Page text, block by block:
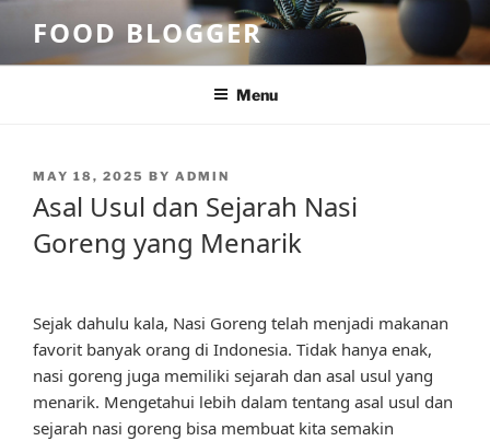
content
FOOD BLOGGER
Menu
POSTED
MAY 18, 2025 BY ADMIN
Asal Usul dan Sejarah Nasi
Goreng yang Menarik
Sejak dahulu kala, Nasi Goreng telah menjadi makanan
favorit banyak orang di Indonesia. Tidak hanya enak,
nasi goreng juga memiliki sejarah dan asal usul yang
menarik. Mengetahui lebih dalam tentang asal usul dan
sejarah nasi goreng bisa membuat kita semakin